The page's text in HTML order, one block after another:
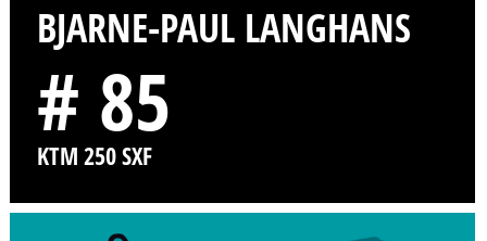
BJARNE-PAUL LANGHANS
# 85
KTM 250 SXF